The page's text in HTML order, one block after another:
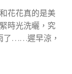
花花真的是美
時光洗曬，究
了……遲早涼，